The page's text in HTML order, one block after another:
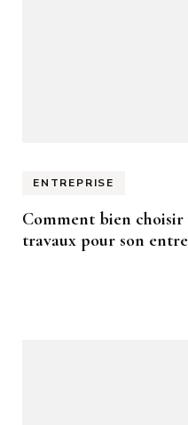
ENTREPRISE
Comment bien
travaux pour son